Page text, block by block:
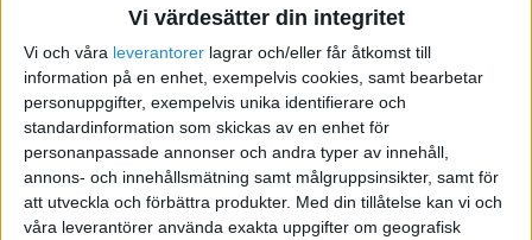
Vi värdesätter din integritet
Vi och våra leverantorer lagrar och/eller får åtkomst till
information på en enhet, exempelvis cookies, samt bearbetar
personuppgifter, exempelvis unika identifierare och
standardinformation som skickas av en enhet för
personanpassade annonser och andra typer av innehåll,
annons- och innehållsmätning samt målgruppsinsikter, samt för
att utveckla och förbättra produkter. Med din tillåtelse kan vi och
våra leverantörer använda exakta uppgifter om geografisk
Frågan är, det finns redan kostnader nu i
December som jag skulle vilja ta med i min nya
firma (Ex licensavgifter som ska vara inne i Dec),
men med tanke på handläggningstiden m.m så
kommer jag nog inte ha min firma på pappret
föränn i Januari med F-skatt, org-nr o.s.v. ???